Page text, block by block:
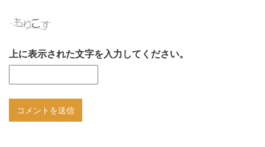
上に表示された文字を入力してください。